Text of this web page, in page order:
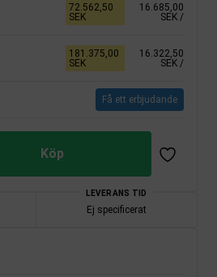
72.562,50
SEK
16.685,00
SEK /
181.375,00
SEK
16.322,50
SEK /
Få ett erbjudande
Köp
LEVERANS TID
Ej specificerat